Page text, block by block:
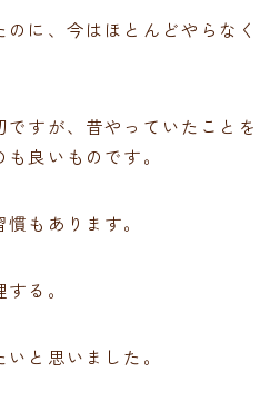
に、今はほとんどやらなく
すが、昔やっていたことを
良いものです。
もあります。
る。
と思いました。